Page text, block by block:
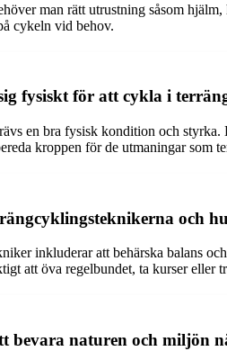
man rätt utrustning såsom
cykeln vid behov.
fysiskt för att cykla i
en bra fysisk kondition och
kroppen för de utmaningar som
och
inkluderar att behärska balans
att öva regelbundet, ta kurser eller
bevara naturen och miljön